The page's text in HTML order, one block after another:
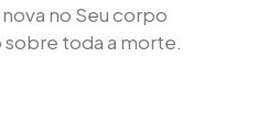
no Seu corpo
toda a morte.